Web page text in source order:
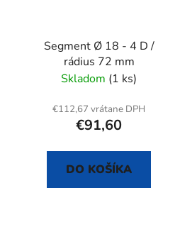
Segment Ø 18 - 4 D /
rádius 72 mm
Skladom (1 ks)
€112,67 vrátane DPH
€91,60
DO KOŠÍKA